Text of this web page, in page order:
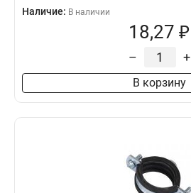
Наличие: В наличии
18,27 ₽
– +
В корзину